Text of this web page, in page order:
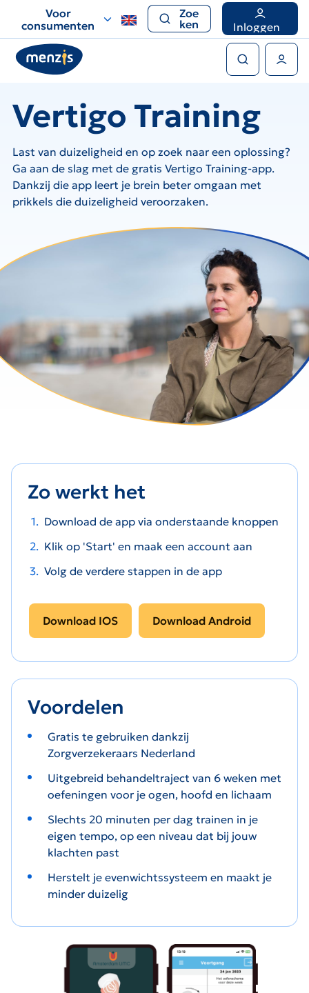
voor
snelle
navigatie
Voor
consumenten
Zoe
ken
Inloggen
Vertigo Training
Last van duizeligheid en op zoek naar een oplossing?
Ga aan de slag met de gratis Vertigo Training-app.
Dankzij die app leert je brein beter omgaan met
prikkels die duizeligheid veroorzaken.
Zo werkt het
Download de app via onderstaande knoppen
Klik op 'Start' en maak een account aan
Volg de verdere stappen in de app
Download IOS Download Android
Voordelen
Gratis te gebruiken dankzij
Zorgverzekeraars Nederland
Uitgebreid behandeltraject van 6 weken met
oefeningen voor je ogen, hoofd en lichaam​
Slechts 20 minuten per dag trainen in je
eigen tempo, op een niveau dat bij jouw
klachten past
Herstelt je evenwichtssysteem en maakt je
minder duizelig